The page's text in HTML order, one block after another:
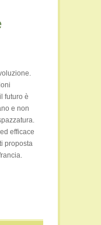
futuro è
e non
efficace
proposta